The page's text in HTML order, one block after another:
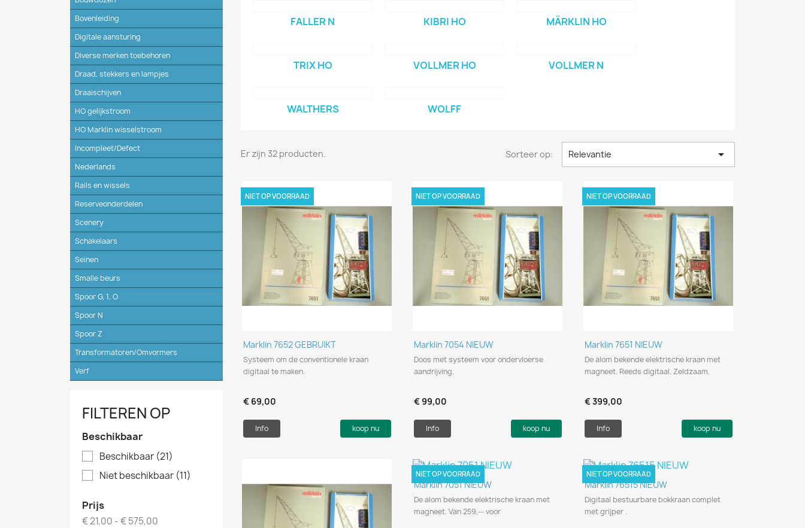
Bovenleiding
Digitale aansturing
Diverse merken toebehoren
Draad, stekkers en lampjes
Draaischijven
HO gelijkstroom
HO Marklin wisselstroom
Incompleet/Defect
Nederlands
Rails en wissels
Reserveonderdelen
Scenery
Schakelaars
Seinen
Smalle beurs
Spoor G, 1, O
Spoor N
Spoor Z
Transformatoren/Omvormers
Verf
FILTEREN OP
Beschikbaar
Beschikbaar (21)
Niet beschikbaar (11)
Prijs
€ 21,00 - € 575,00
FALLER N KIBRI HO MÄRKLIN HO
TRIX HO VOLLMER HO VOLLMER N
WALTHERS WOLFF
Er zijn 32 producten. Sorteer op: Relevantie 
Snel bekijken
Marklin 7652 GEBRUIKT
Systeem om de conventionele kraan
digitaal te maken.
€ 69,00
Info koop nu
NIET OP VOORRAAD
 Snel bekijken
Marklin 7054 NIEUW
Doos met systeem voor ondervloerse
aandrijving.
€ 99,00
Info koop nu
NIET OP VOORRAAD
 Snel bekijken
Marklin 7651 NIEUW
De alom bekende elektrische kraan met
magneet. Reeds digitaal. Zeldzaam.
€ 399,00
Info koop nu
NIET OP VOORRAAD
Snel bekijken
Marklin 7051 NIEUW
De alom bekende elektrische kraan met
magneet. Van 259,-- voor
NIET OP VOORRAAD
Snel bekijken
Marklin 76515 NIEUW
Digitaal bestuurbare bokkraan complet
met grijper .
NIET OP VOORRAAD